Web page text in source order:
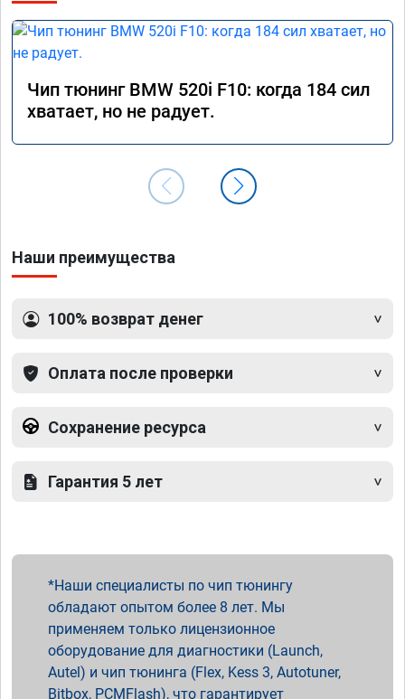
Чип тюнинг BMW 520i F10: когда 184 сил
хватает, но не радует.
Наши преимущества
100% возврат денег
Оплата после проверки
Сохранение ресурса
Гарантия 5 лет
Наши специалисты по чип тюнингу
обладают опытом более 8 лет. Мы
применяем только лицензионное
оборудование для диагностики (Launch,
Autel) и чип тюнинга (Flex, Kess 3, Autotuner,
Bitbox, PCMFlash), что гарантирует